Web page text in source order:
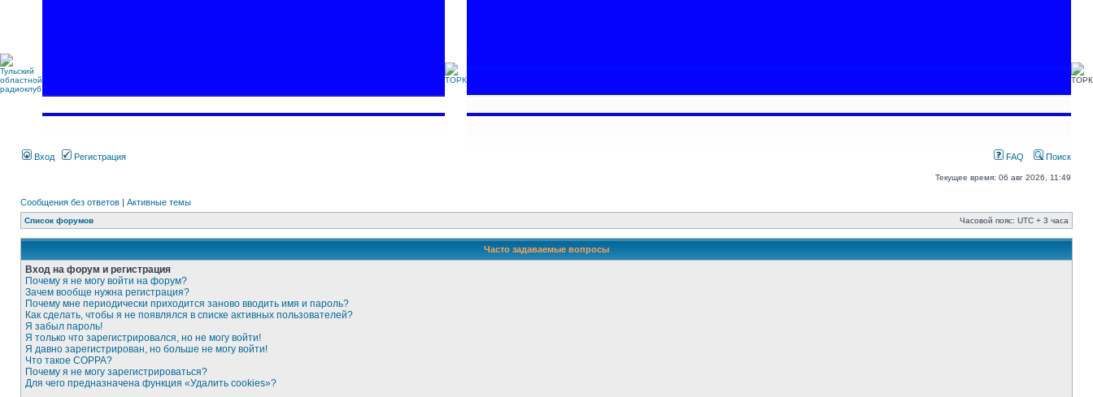
Вход Регистрация FAQ Поиск
Текущее время: 06 авг 2026, 11:49
Сообщения без ответов | Активные темы
Список форумов Часовой пояс: UTC + 3 часа
Часто задаваемые вопросы
Вход на форум и регистрация
Почему я не могу войти на форум?
Зачем вообще нужна регистрация?
Почему мне периодически приходится заново вводить имя и пароль?
Как сделать, чтобы я не появлялся в списке активных пользователей?
Я забыл пароль!
Я только что зарегистрировался, но не могу войти!
Я давно зарегистрирован, но больше не могу войти!
Что такое COPPA?
Почему я не могу зарегистрироваться?
Для чего предназначена функция «Удалить cookies»?